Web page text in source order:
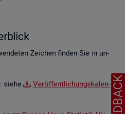
Zei­chen fin­den Sie in un­
siehe
Ver­öf­fent­li­chungs­ka­len­